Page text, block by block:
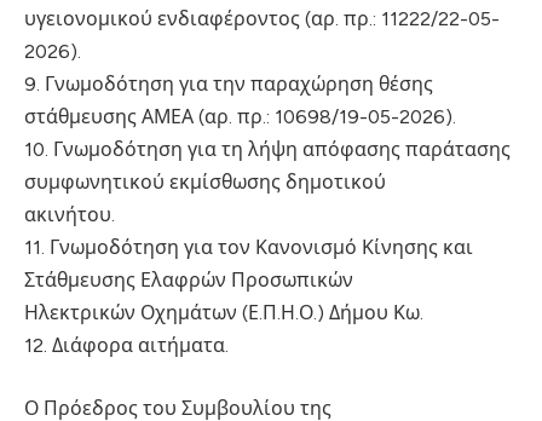
υγειονομικού ενδιαφέροντος (αρ. πρ.: 11222/22-05-
2026).
9. Γνωμοδότηση για την παραχώρηση θέσης
στάθμευσης ΑΜΕΑ (αρ. πρ.: 10698/19-05-2026).
10. Γνωμοδότηση για τη λήψη απόφασης παράτασης
συμφωνητικού εκμίσθωσης δημοτικού
ακινήτου.
11. Γνωμοδότηση για τον Κανονισμό Κίνησης και
Στάθμευσης Ελαφρών Προσωπικών
Ηλεκτρικών Οχημάτων (Ε.Π.Η.Ο.) Δήμου Κω.
12. Διάφορα αιτήματα.
Ο Πρόεδρος του Συμβουλίου της